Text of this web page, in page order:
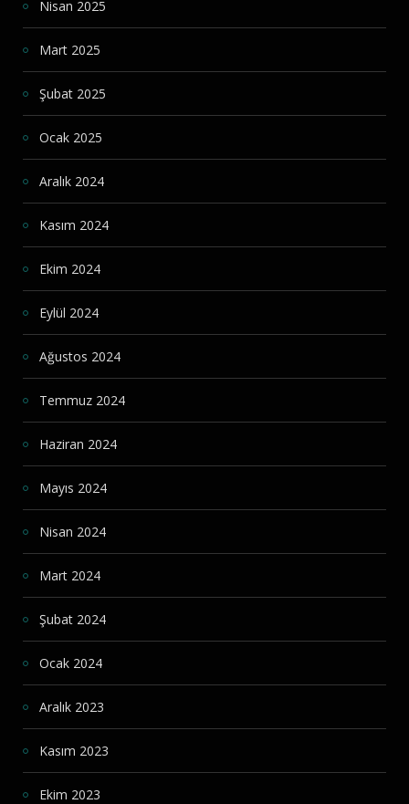
Nisan 2025
Mart 2025
Şubat 2025
Ocak 2025
Aralık 2024
Kasım 2024
Ekim 2024
Eylül 2024
Ağustos 2024
Temmuz 2024
Haziran 2024
Mayıs 2024
Nisan 2024
Mart 2024
Şubat 2024
Ocak 2024
Aralık 2023
Kasım 2023
Ekim 2023